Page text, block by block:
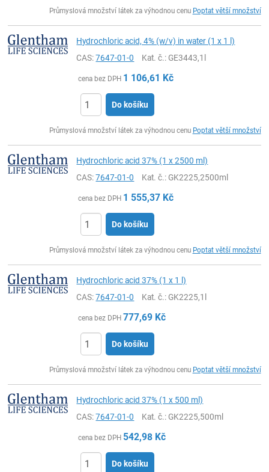
Průmyslová množství látek za výhodnou cenu Poptat větší množství
Hydrochloric acid, 4% (w/v) in water (1 x 1 l)
CAS:7647-01-0 Kat. č.: GE3443,1l
cena bez DPH 1 106,61 Kč
Do košíku
Průmyslová množství látek za výhodnou cenu Poptat větší množství
Hydrochloric acid 37% (1 x 2500 ml)
CAS:7647-01-0 Kat. č.: GK2225,2500ml
cena bez DPH 1 555,37 Kč
Do košíku
Průmyslová množství látek za výhodnou cenu Poptat větší množství
Hydrochloric acid 37% (1 x 1 l)
CAS:7647-01-0 Kat. č.: GK2225,1l
cena bez DPH 777,69 Kč
Do košíku
Průmyslová množství látek za výhodnou cenu Poptat větší množství
Hydrochloric acid 37% (1 x 500 ml)
CAS:7647-01-0 Kat. č.: GK2225,500ml
cena bez DPH 542,98 Kč
Do košíku